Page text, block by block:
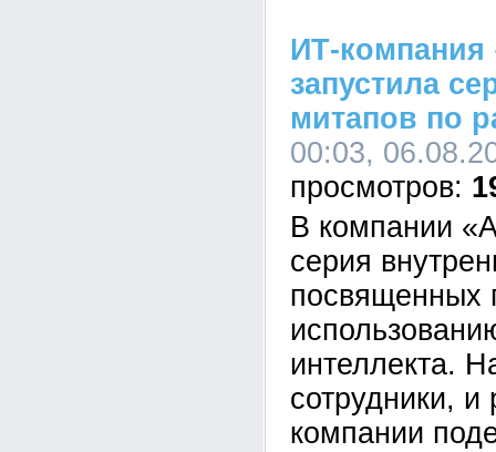
ИТ-компания
запустила
митапов по
00:03,
В компании
серия
посвященных
интеллекта.
сотрудники, и
компании